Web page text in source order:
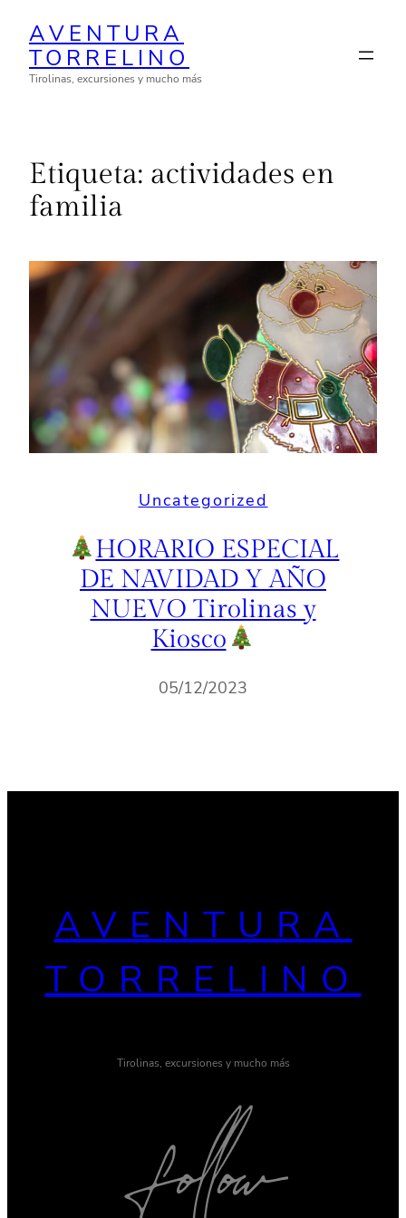
contenido
AVENTURA
TORRELINO
Tirolinas, excursiones y mucho más
Etiqueta: actividades en
familia
Uncategorized
HORARIO ESPECIAL
DE NAVIDAD Y AÑO
NUEVO Tirolinas y
Kiosco
05/12/2023
AVENTURA
TORRELINO
Tirolinas, excursiones y mucho más